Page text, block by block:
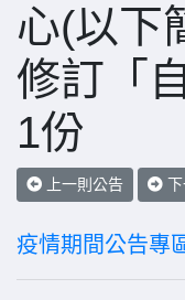
心(以下
修訂「
1份
上一則公告
疫情期間公告專